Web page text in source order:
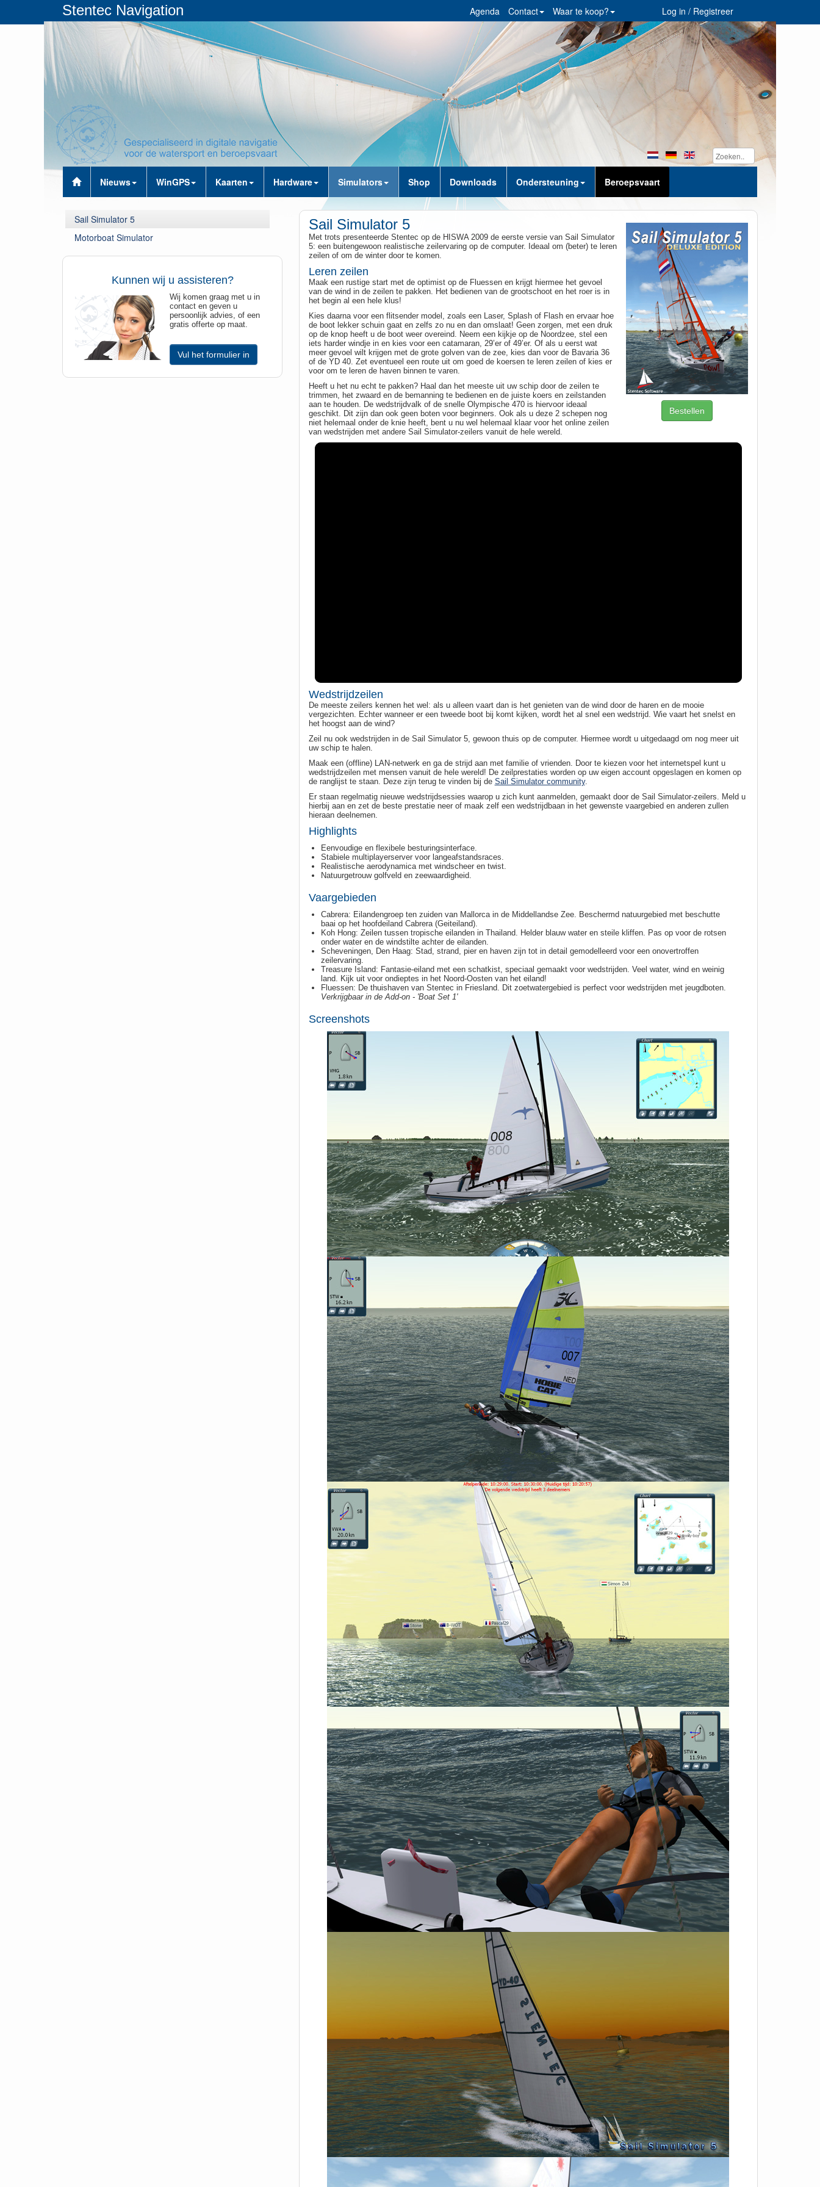
Stentec Navigation Log in / Registreer
Waar te koop?
Contact
Agenda
Nieuws WinGPS Kaarten Hardware Simulators Shop Downloads Ondersteuning Beroepsvaart
Bestellen
Sail Simulator 5
Met trots presenteerde Stentec op de HISWA 2009 de eerste versie van Sail Simulator
5: een buitengewoon realistische zeilervaring op de computer. Ideaal om (beter) te leren
zeilen of om de winter door te komen.
Leren zeilen
Maak een rustige start met de optimist op de Fluessen en krijgt hiermee het gevoel
van de wind in de zeilen te pakken. Het bedienen van de grootschoot en het roer is in
het begin al een hele klus!
Kies daarna voor een flitsender model, zoals een Laser, Splash of Flash en ervaar hoe
de boot lekker schuin gaat en zelfs zo nu en dan omslaat! Geen zorgen, met een druk
op de knop heeft u de boot weer overeind. Neem een kijkje op de Noordzee, stel een
iets harder windje in en kies voor een catamaran, 29’er of 49’er. Of als u eerst wat
meer gevoel wilt krijgen met de grote golven van de zee, kies dan voor de Bavaria 36
of de YD 40. Zet eventueel een route uit om goed de koersen te leren zeilen of kies er
voor om te leren de haven binnen te varen.
Heeft u het nu echt te pakken? Haal dan het meeste uit uw schip door de zeilen te
trimmen, het zwaard en de bemanning te bedienen en de juiste koers en zeilstanden
aan te houden. De wedstrijdvalk of de snelle Olympische 470 is hiervoor ideaal
geschikt. Dit zijn dan ook geen boten voor beginners. Ook als u deze 2 schepen nog
niet helemaal onder de knie heeft, bent u nu wel helemaal klaar voor het online zeilen
van wedstrijden met andere Sail Simulator-zeilers vanuit de hele wereld.
Wedstrijdzeilen
De meeste zeilers kennen het wel: als u alleen vaart dan is het genieten van de wind door de haren en de mooie
vergezichten. Echter wanneer er een tweede boot bij komt kijken, wordt het al snel een wedstrijd. Wie vaart het snelst en
het hoogst aan de wind?
Zeil nu ook wedstrijden in de Sail Simulator 5, gewoon thuis op de computer. Hiermee wordt u uitgedaagd om nog meer uit
uw schip te halen.
Maak een (offline) LAN-netwerk en ga de strijd aan met familie of vrienden. Door te kiezen voor het internetspel kunt u
wedstrijdzeilen met mensen vanuit de hele wereld! De zeilprestaties worden op uw eigen account opgeslagen en komen op
de ranglijst te staan. Deze zijn terug te vinden bij de Sail Simulator community.
Er staan regelmatig nieuwe wedstrijdsessies waarop u zich kunt aanmelden, gemaakt door de Sail Simulator-zeilers. Meld u
hierbij aan en zet de beste prestatie neer of maak zelf een wedstrijdbaan in het gewenste vaargebied en anderen zullen
hieraan deelnemen.
Highlights
Eenvoudige en flexibele besturingsinterface.
Stabiele multiplayerserver voor langeafstandsraces.
Realistische aerodynamica met windscheer en twist.
Natuurgetrouw golfveld en zeewaardigheid.
Vaargebieden
Cabrera: Eilandengroep ten zuiden van Mallorca in de Middellandse Zee. Beschermd natuurgebied met beschutte
baai op het hoofdeiland Cabrera (Geiteiland).
Koh Hong: Zeilen tussen tropische eilanden in Thailand. Helder blauw water en steile kliffen. Pas op voor de rotsen
onder water en de windstilte achter de eilanden.
Scheveningen, Den Haag: Stad, strand, pier en haven zijn tot in detail gemodelleerd voor een onovertroffen
zeilervaring.
Treasure Island: Fantasie-eiland met een schatkist, speciaal gemaakt voor wedstrijden. Veel water, wind en weinig
land. Kijk uit voor ondieptes in het Noord-Oosten van het eiland!
Fluessen: De thuishaven van Stentec in Friesland. Dit zoetwatergebied is perfect voor wedstrijden met jeugdboten.
Verkrijgbaar in de Add-on - 'Boat Set 1'
Screenshots
Sail Simulator 5
Motorboat Simulator
Kunnen wij u assisteren?
Wij komen graag met u in
contact en geven u
persoonlijk advies, of een
gratis offerte op maat.
Vul het formulier in